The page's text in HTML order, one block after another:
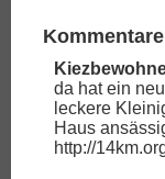
Kommentare
da hat ein
leckere
Haus
http://